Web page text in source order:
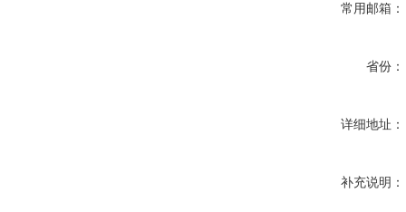
常用邮箱：
省份：
详细地址：
补充说明：